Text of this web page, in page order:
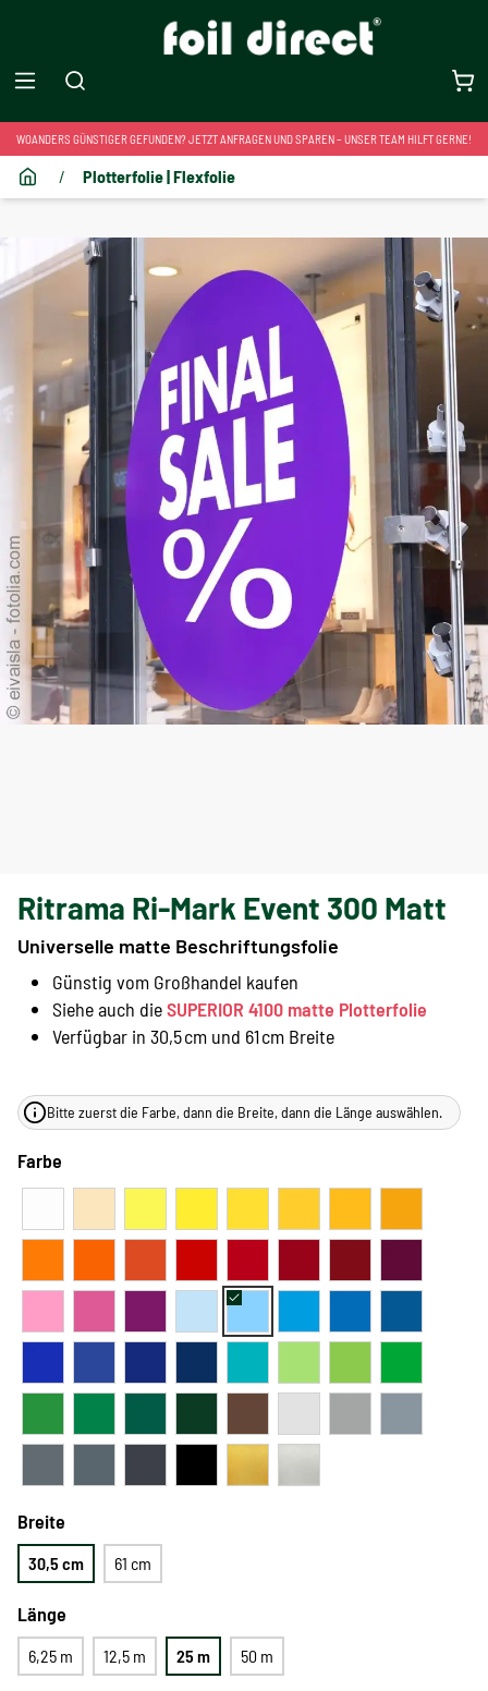
WOANDERS GÜNSTIGER GEFUNDEN? JETZT ANFRAGEN UND SPAREN – UNSER TEAM HILFT GERNE!
/ Plotterfolie | Flexfolie
Ritrama Ri-Mark Event 300 Matt
Universelle matte Beschriftungsfolie
Günstig vom Großhandel kaufen
Siehe auch dieSUPERIOR 4100 matte Plotterfolie
Verfügbar in 30,5 cm und 61 cm Breite
Bitte zuerst die Farbe, dann die Breite, dann die Länge auswählen.
Farbe
Breite
30,5 cm 61 cm
Länge
6,25 m 12,5 m 25 m 50 m